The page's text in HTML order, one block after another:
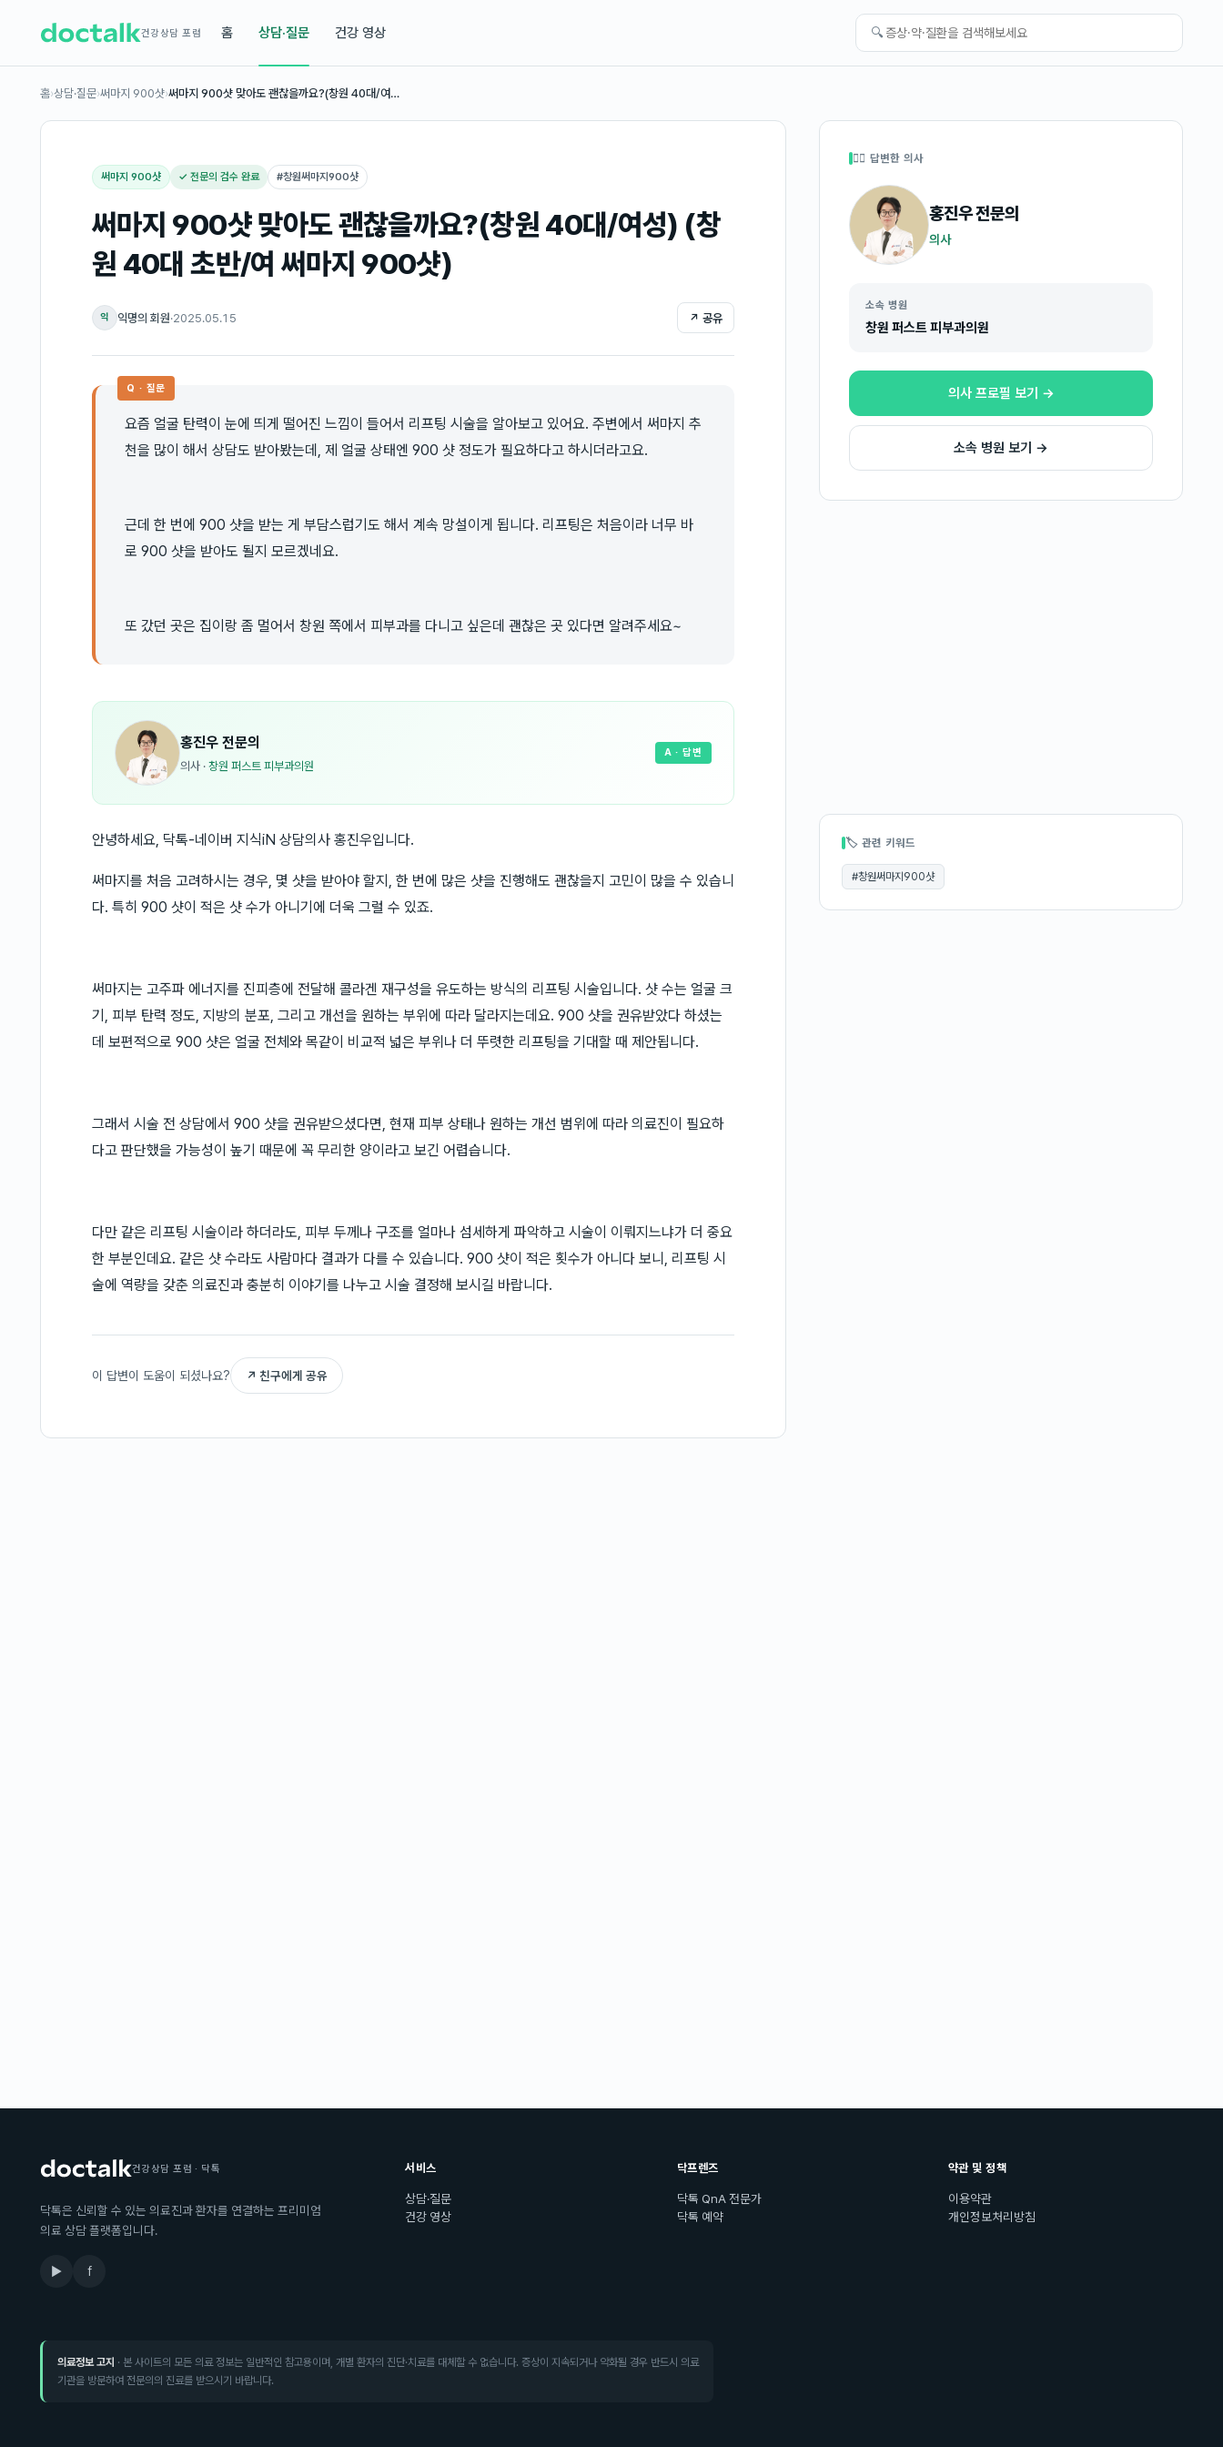
건강상담 포럼 홈 상담·질문 건강 영상 🔍
홈›상담·질문›써마지 900샷›써마지 900샷 맞아도 괜찮을까요?(창원 40대/여…
써마지 900샷 ✓ 전문의 검수 완료 #창원써마지900샷
써마지 900샷 맞아도 괜찮을까요?(창원 40대/여성) (창
원 40대 초반/여 써마지 900샷)
익 익명의 회원·2025.05.15 ↗ 공유
Q · 질문
요즘 얼굴 탄력이 눈에 띄게 떨어진 느낌이 들어서 리프팅 시술을 알아보고 있어요. 주변에서 써마지 추
천을 많이 해서 상담도 받아봤는데, 제 얼굴 상태엔 900 샷 정도가 필요하다고 하시더라고요.
근데 한 번에 900 샷을 받는 게 부담스럽기도 해서 계속 망설이게 됩니다. 리프팅은 처음이라 너무 바
로 900 샷을 받아도 될지 모르겠네요.
또 갔던 곳은 집이랑 좀 멀어서 창원 쪽에서 피부과를 다니고 싶은데 괜찮은 곳 있다면 알려주세요~
홍진우 전문의
의사 · 창원 퍼스트 피부과의원
A · 답변
안녕하세요, 닥톡-네이버 지식iN 상담의사 홍진우입니다.
써마지를 처음 고려하시는 경우, 몇 샷을 받아야 할지, 한 번에 많은 샷을 진행해도 괜찮을지 고민이 많을 수 있습니
다. 특히 900 샷이 적은 샷 수가 아니기에 더욱 그럴 수 있죠.
써마지는 고주파 에너지를 진피층에 전달해 콜라겐 재구성을 유도하는 방식의 리프팅 시술입니다. 샷 수는 얼굴 크
기, 피부 탄력 정도, 지방의 분포, 그리고 개선을 원하는 부위에 따라 달라지는데요. 900 샷을 권유받았다 하셨는
데 보편적으로 900 샷은 얼굴 전체와 목같이 비교적 넓은 부위나 더 뚜렷한 리프팅을 기대할 때 제안됩니다.
그래서 시술 전 상담에서 900 샷을 권유받으셨다면, 현재 피부 상태나 원하는 개선 범위에 따라 의료진이 필요하
다고 판단했을 가능성이 높기 때문에 꼭 무리한 양이라고 보긴 어렵습니다.
다만 같은 리프팅 시술이라 하더라도, 피부 두께나 구조를 얼마나 섬세하게 파악하고 시술이 이뤄지느냐가 더 중요
한 부분인데요. 같은 샷 수라도 사람마다 결과가 다를 수 있습니다. 900 샷이 적은 횟수가 아니다 보니, 리프팅 시
술에 역량을 갖춘 의료진과 충분히 이야기를 나누고 시술 결정해 보시길 바랍니다.
이 답변이 도움이 되셨나요? ↗ 친구에게 공유
👩‍⚕️ 답변한 의사
홍진우전문의
의사
소속 병원
창원 퍼스트 피부과의원
의사 프로필 보기 →
소속 병원 보기 →
🏷 관련 키워드
#창원써마지900샷
건강상담 포럼 · 닥톡
닥톡은 신뢰할 수 있는 의료진과 환자를 연결하는 프리미엄
의료 상담 플랫폼입니다.
▶ f
서비스
상담·질문
건강 영상
닥프렌즈
닥톡 QnA 전문가
닥톡 예약
약관 및 정책
이용약관
개인정보처리방침
의료정보 고지 · 본 사이트의 모든 의료 정보는 일반적인 참고용이며, 개별 환자의 진단·치료를 대체할 수 없습니다. 증상이 지속되거나 악화될 경우 반드시 의료
기관을 방문하여 전문의의 진료를 받으시기 바랍니다.